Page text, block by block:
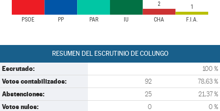
PSOE PP PAR IU CHA F.I.A.
2 1
RESUMEN DEL ESCRUTINIO DE COLUNGO
Escrutado: 100 %
Votos contabilizados: 92 78,63 %
Abstenciones: 25 21,37 %
Votos nulos: 0 0 %